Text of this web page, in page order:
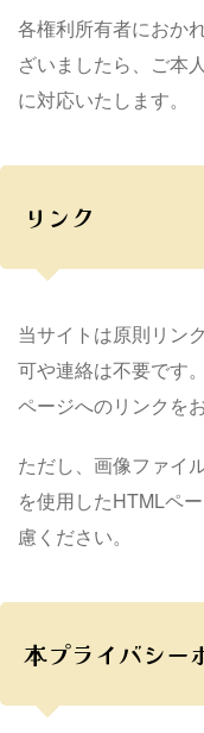
各権利所有者におか
ざいましたら、ご本
に対応いたします。
リンク
当サイトは原則リン
可や連絡は不要です
ページへのリンクを
ただし、画像ファイ
を使用したHTMLペ
慮ください。
本プライバシー